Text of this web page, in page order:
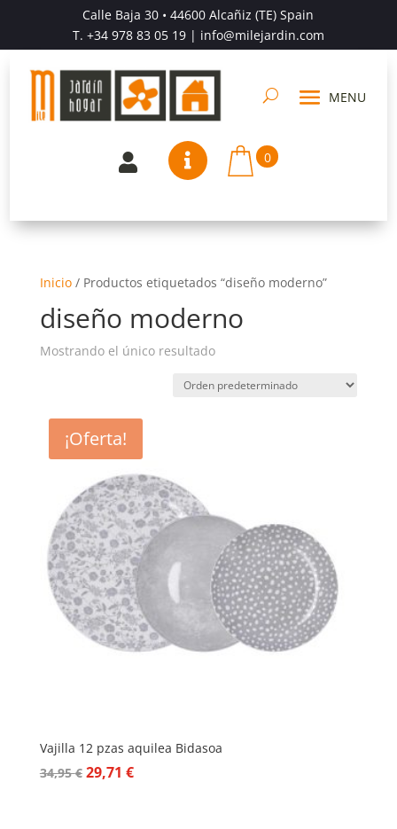
Calle Baja 30 • 44600 Alcañiz (TE) Spain
T. +34 978 83 05 19| info@milejardin.com
  0
Inicio/ Productos etiquetados “diseño moderno”
diseño moderno
Mostrando el único resultado
¡Oferta!
Vajilla 12 pzas aquilea Bidasoa
34,95€ El
29,71 €El